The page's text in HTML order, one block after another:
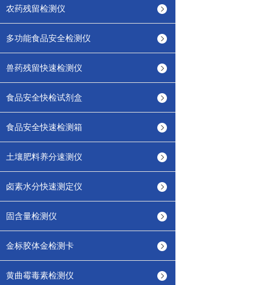
农药残留检测仪
多功能食品安全检测仪
兽药残留快速检测仪
食品安全快检试剂盒
食品安全快速检测箱
土壤肥料养分速测仪
卤素水分快速测定仪
固含量检测仪
金标胶体金检测卡
黄曲霉毒素检测仪